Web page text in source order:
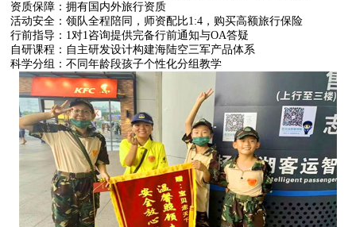
资质保障：拥有国内外旅行资质
活动安全：领队全程陪同，师资配比1:4，购买高额旅行保险
行前指导：1对1咨询提供完备行前通知与OA答疑
自研课程：自主研发设计构建海陆空三军产品体系
科学分组：不同年龄段孩子个性化分组教学